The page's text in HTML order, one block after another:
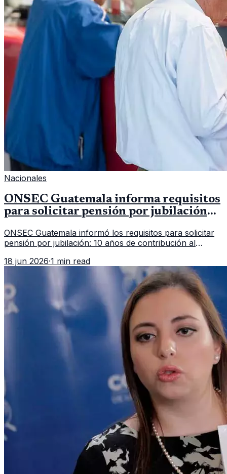
Nacionales
ONSEC Guatemala informa requisitos
para solicitar pensión por jubilación
ONSEC Guatemala informó los requisitos para solicitar
pensión por jubilación: 10 años de contribución al
importar edad.
18 jun 2026·1 min read